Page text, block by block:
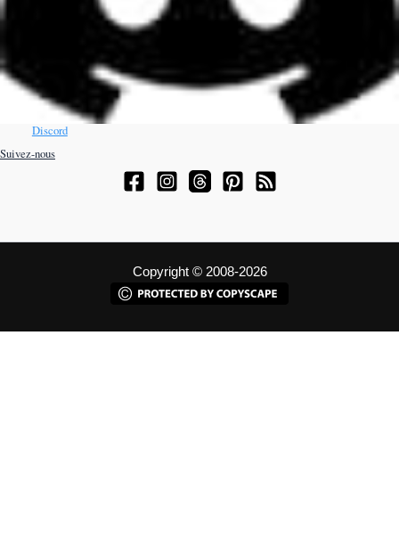
Discord
Suivez-nous
Copyright © 2008-2026